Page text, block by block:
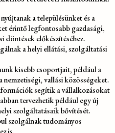
a településünket és a
érintő legfontosabb gazdasági,
döntések előkészítéséhez.
a helyi ellátási, szolgáltatási
kisebb csoportjait, például a
vallási közösségeket.
segítik a vállalkozásokat
tervezhetik például egy új
szolgáltatásaik bővítését.
szolgálnak tudományos